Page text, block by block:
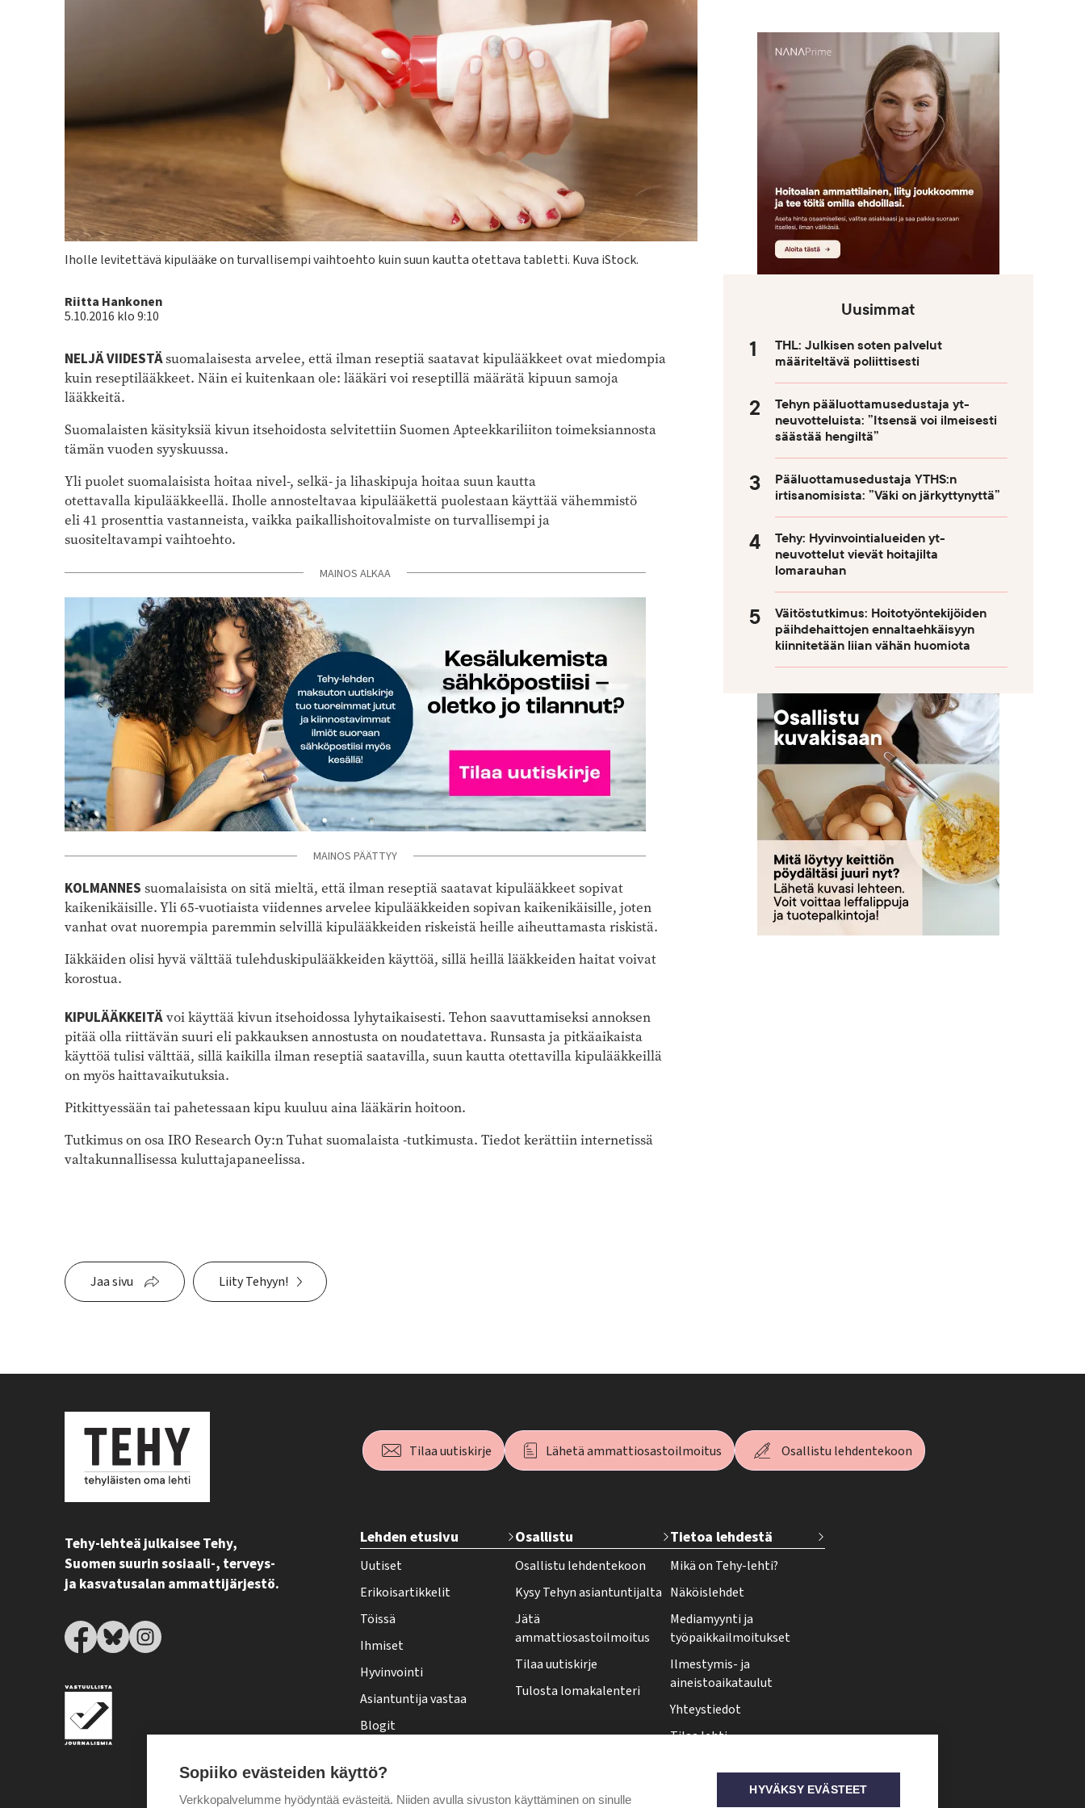
Kuvateksti
Iholle levitettävä kipulääke on turvallisempi vaihtoehto kuin suun kautta otettava tabletti. Kuva iStock.
Kirjoittaja
Riitta Hankonen
5.10.2016 klo 9:10
NELJÄ VIIDESTÄsuomalaisesta arvelee, että ilman reseptiä saatavat kipulääkkeet ovat miedompia
kuin reseptilääkkeet. Näin ei kuitenkaan ole: lääkäri voi reseptillä määrätä kipuun samoja
lääkkeitä.
Suomalaisten käsityksiä kivun itsehoidosta selvitettiin Suomen Apteekkariliiton toimeksiannosta
tämän vuoden syyskuussa.
Yli puolet suomalaisista hoitaa nivel-, selkä- ja lihaskipuja hoitaa suun kautta
otettavalla kipulääkkeellä. Iholle annosteltavaa kipulääkettä puolestaan käyttää vähemmistö
eli 41 prosenttia vastanneista, vaikka paikallishoitovalmiste on turvallisempi ja
suositeltavampi vaihtoehto.
MAINOS ALKAA
MAINOS PÄÄTTYY
KOLMANNES suomalaisista on sitä mieltä, että ilman reseptiä saatavat kipulääkkeet sopivat
kaikenikäisille. Yli 65-vuotiaista viidennes arvelee kipulääkkeiden sopivan kaikenikäisille, joten
vanhat ovat nuorempia paremmin selvillä kipulääkkeiden riskeistä heille aiheuttamasta riskistä.
Iäkkäiden olisi hyvä välttää tulehduskipulääkkeiden käyttöä, sillä heillä lääkkeiden haitat voivat
korostua.
KIPULÄÄKKEITÄvoi käyttää kivun itsehoidossa lyhytaikaisesti. Tehon saavuttamiseksi annoksen
pitää olla riittävän suuri eli pakkauksen annostusta on noudatettava. Runsasta ja pitkäaikaista
käyttöä tulisi välttää, sillä kaikilla ilman reseptiä saatavilla, suun kautta otettavilla kipulääkkeillä
on myös haittavaikutuksia.
Pitkittyessään tai pahetessaan kipu kuuluu aina lääkärin hoitoon.
Tutkimus on osa IRO Research Oy:n Tuhat suomalaista -tutkimusta. Tiedot kerättiin internetissä
valtakunnallisessa kuluttajapaneelissa.
Jaa sivu Liity Tehyyn!
Uusimmat
THL: Julkisen soten palvelut
määriteltävä poliittisesti
Tehyn pääluottamusedustaja yt-
neuvotteluista: ”Itsensä voi ilmeisesti
säästää hengiltä”
Pääluottamusedustaja YTHS:n
irtisanomisista: ”Väki on järkyttynyttä”
Tehy: Hyvinvointialueiden yt-
neuvottelut vievät hoitajilta
lomarauhan
Väitöstutkimus: Hoitotyöntekijöiden
päihdehaittojen ennaltaehkäisyyn
kiinnitetään liian vähän huomiota
Tehy-lehteä julkaisee Tehy,
Suomen suurin sosiaali-, terveys-
ja kasvatusalan ammattijärjestö.
Tilaa uutiskirje Lähetä ammattiosastoilmoitus Osallistu lehdentekoon
e
h
y
-
l
e
h
t
f
Lehden etusivu
Uutiset
Erikoisartikkelit
Töissä
Ihmiset
Hyvinvointi
Asiantuntija vastaa
Blogit
Pääkirjoitus
Osallistu
Osallistu lehdentekoon
Kysy Tehyn asiantuntijalta
Jätä
ammattiosastoilmoitus
Tilaa uutiskirje
Tulosta lomakalenteri
Tietoa lehdestä
Mikä on Tehy-lehti?
Näköislehdet
Mediamyynti ja
työpaikkailmoitukset
Ilmestymis- ja
aineistoaikataulut
Yhteystiedot
Tilaa lehti
Tehy-lehti somessa
Sopiiko evästeiden käyttö?
Verkkopalvelumme hyödyntää evästeitä. Niiden avulla sivuston käyttäminen on sinulle
HYVÄKSY EVÄSTEET